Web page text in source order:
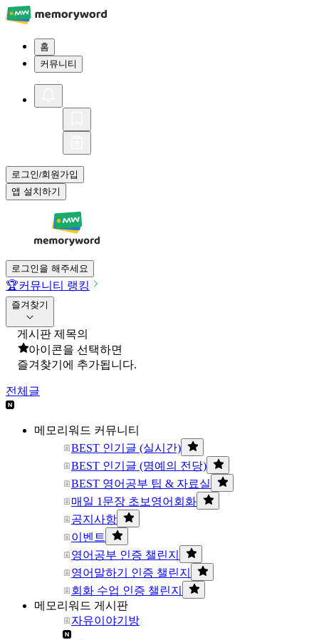
홈
커뮤니티
로그인/회원가입
앱 설치하기
로그인을 해주세요
🏆커뮤니티 랭킹
즐겨찾기
게시판 제목의
아이콘을 선택하면
즐겨찾기에 추가됩니다.
전체글
메모리워드 커뮤니티
BEST 인기글 (실시간)
BEST 인기글 (명예의 전당)
BEST 영어공부 팁 & 자료실
매일 1문장 초보영어회화
공지사항
이벤트
영어공부 인증 챌린지
영어말하기 인증 챌린지
회화 수업 인증 챌린지
메모리워드 게시판
자유이야기방